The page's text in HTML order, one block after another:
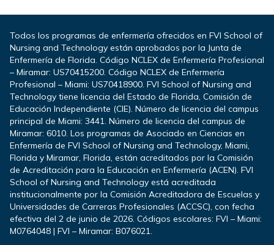
Todos los programas de enfermería ofrecidos en FVI School of
Nursing and Technology están aprobados por la Junta de
Enfermería de Florida. Código NCLEX de Enfermería Profesional
– Miramar: US70415200. Código NCLEX de Enfermería
Profesional – Miami: US70418900. FVI School of Nursing and
Technology tiene licencia del Estado de Florida, Comisión de
Educación Independiente (CIE). Número de licencia del campus
principal de Miami: 3441. Número de licencia del campus de
Miramar: 6010. Los programas de Asociado en Ciencias en
Enfermería de FVI School of Nursing and Technology, Miami,
Florida y Miramar, Florida, están acreditados por la Comisión
de Acreditación para la Educación en Enfermería (ACEN). FVI
School of Nursing and Technology está acreditada
institucionalmente por la Comisión Acreditadora de Escuelas y
Universidades de Carreras Profesionales (ACCSC), con fecha
efectiva del 2 de junio de 2026. Códigos escolares: FVI – Miami:
M0764048 | FVI – Miramar: B076021.